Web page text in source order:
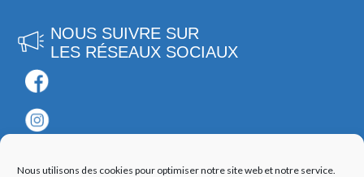
Nous utilisons des cookies pour optimiser notre site web et notre service.
NOUS SUIVRE SUR
LES RÉSEAUX SOCIAUX